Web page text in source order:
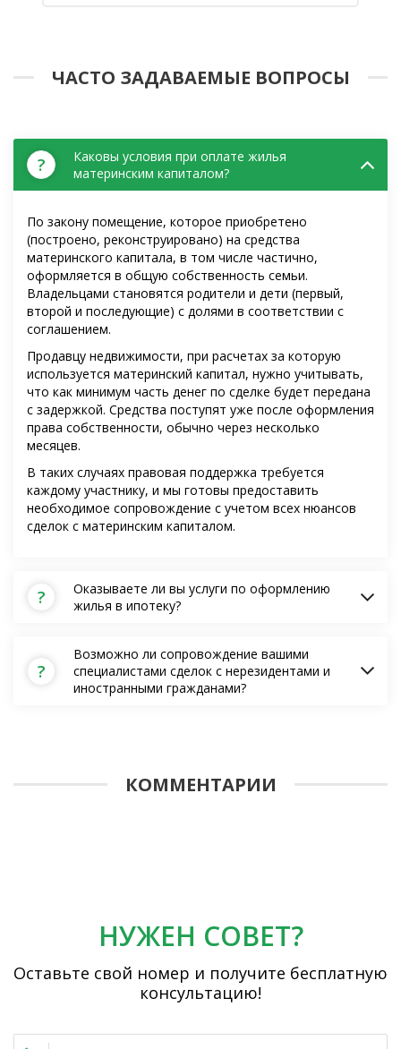
ЧАСТО ЗАДАВАЕМЫЕ ВОПРОСЫ
?
Каковы условия при оплате жилья
материнским капиталом?
По закону помещение, которое приобретено
(построено, реконструировано) на средства
материнского капитала, в том числе частично,
оформляется в общую собственность семьи.
Владельцами становятся родители и дети (первый,
второй и последующие) с долями в соответствии с
соглашением.
Продавцу недвижимости, при расчетах за которую
используется материнский капитал, нужно учитывать,
что как минимум часть денег по сделке будет передана
с задержкой. Средства поступят уже после оформления
права собственности, обычно через несколько
месяцев.
В таких случаях правовая поддержка требуется
каждому участнику, и мы готовы предоставить
необходимое сопровождение с учетом всех нюансов
сделок с материнским капиталом.
?
Оказываете ли вы услуги по оформлению
жилья в ипотеку?
?
Возможно ли сопровождение вашими
специалистами сделок с нерезидентами и
иностранными гражданами?
КОММЕНТАРИИ
НУЖЕН СОВЕТ?
Оставьте свой номер и получите бесплатную
консультацию!